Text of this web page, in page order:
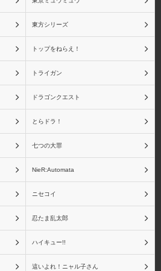
東方シリーズ
トップをねらえ！
トライガン
ドラゴンクエスト
とらドラ！
七つの大罪
NieR:Automata
ニセコイ
忍たま乱太郎
ハイキュー!!
這いよれ！ニャル子さん